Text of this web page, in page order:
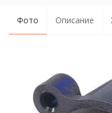
Фото Описание